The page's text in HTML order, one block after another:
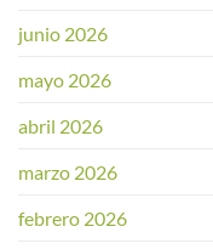
junio 2026
mayo 2026
abril 2026
marzo 2026
febrero 2026